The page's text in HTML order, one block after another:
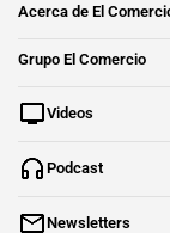
Acerca de El
Grupo El Comercio
Videos
Podcast
Newsletters